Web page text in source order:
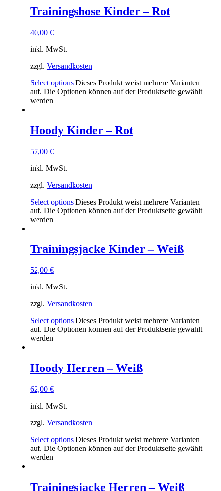
Trainingshose Kinder – Rot
40,00 €
inkl. MwSt.
zzgl. Versandkosten
Select options Dieses Produkt weist mehrere Varianten
auf. Die Optionen können auf der Produktseite gewählt
werden
Hoody Kinder – Rot
57,00 €
inkl. MwSt.
zzgl. Versandkosten
Select options Dieses Produkt weist mehrere Varianten
auf. Die Optionen können auf der Produktseite gewählt
werden
Trainingsjacke Kinder – Weiß
52,00 €
inkl. MwSt.
zzgl. Versandkosten
Select options Dieses Produkt weist mehrere Varianten
auf. Die Optionen können auf der Produktseite gewählt
werden
Hoody Herren – Weiß
62,00 €
inkl. MwSt.
zzgl. Versandkosten
Select options Dieses Produkt weist mehrere Varianten
auf. Die Optionen können auf der Produktseite gewählt
werden
Trainingsjacke Herren – Weiß